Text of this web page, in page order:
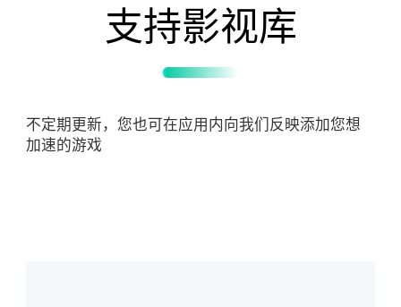
支持影视库
不定期更新，您也可在应用内向我们反映添加您想
加速的游戏